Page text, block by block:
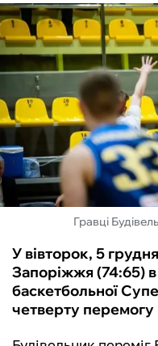
КІБЕРСПОРТ
ЧС-2026
ФУТЗАЛ
ІНШІ
БУКМЕКЕРИ
Гравці
У вівторок, 5
Запоріжжя (74:65) в
баскетбольної
четверту перемогу